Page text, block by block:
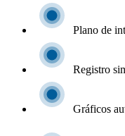
Plano de
Registro
Gráficos